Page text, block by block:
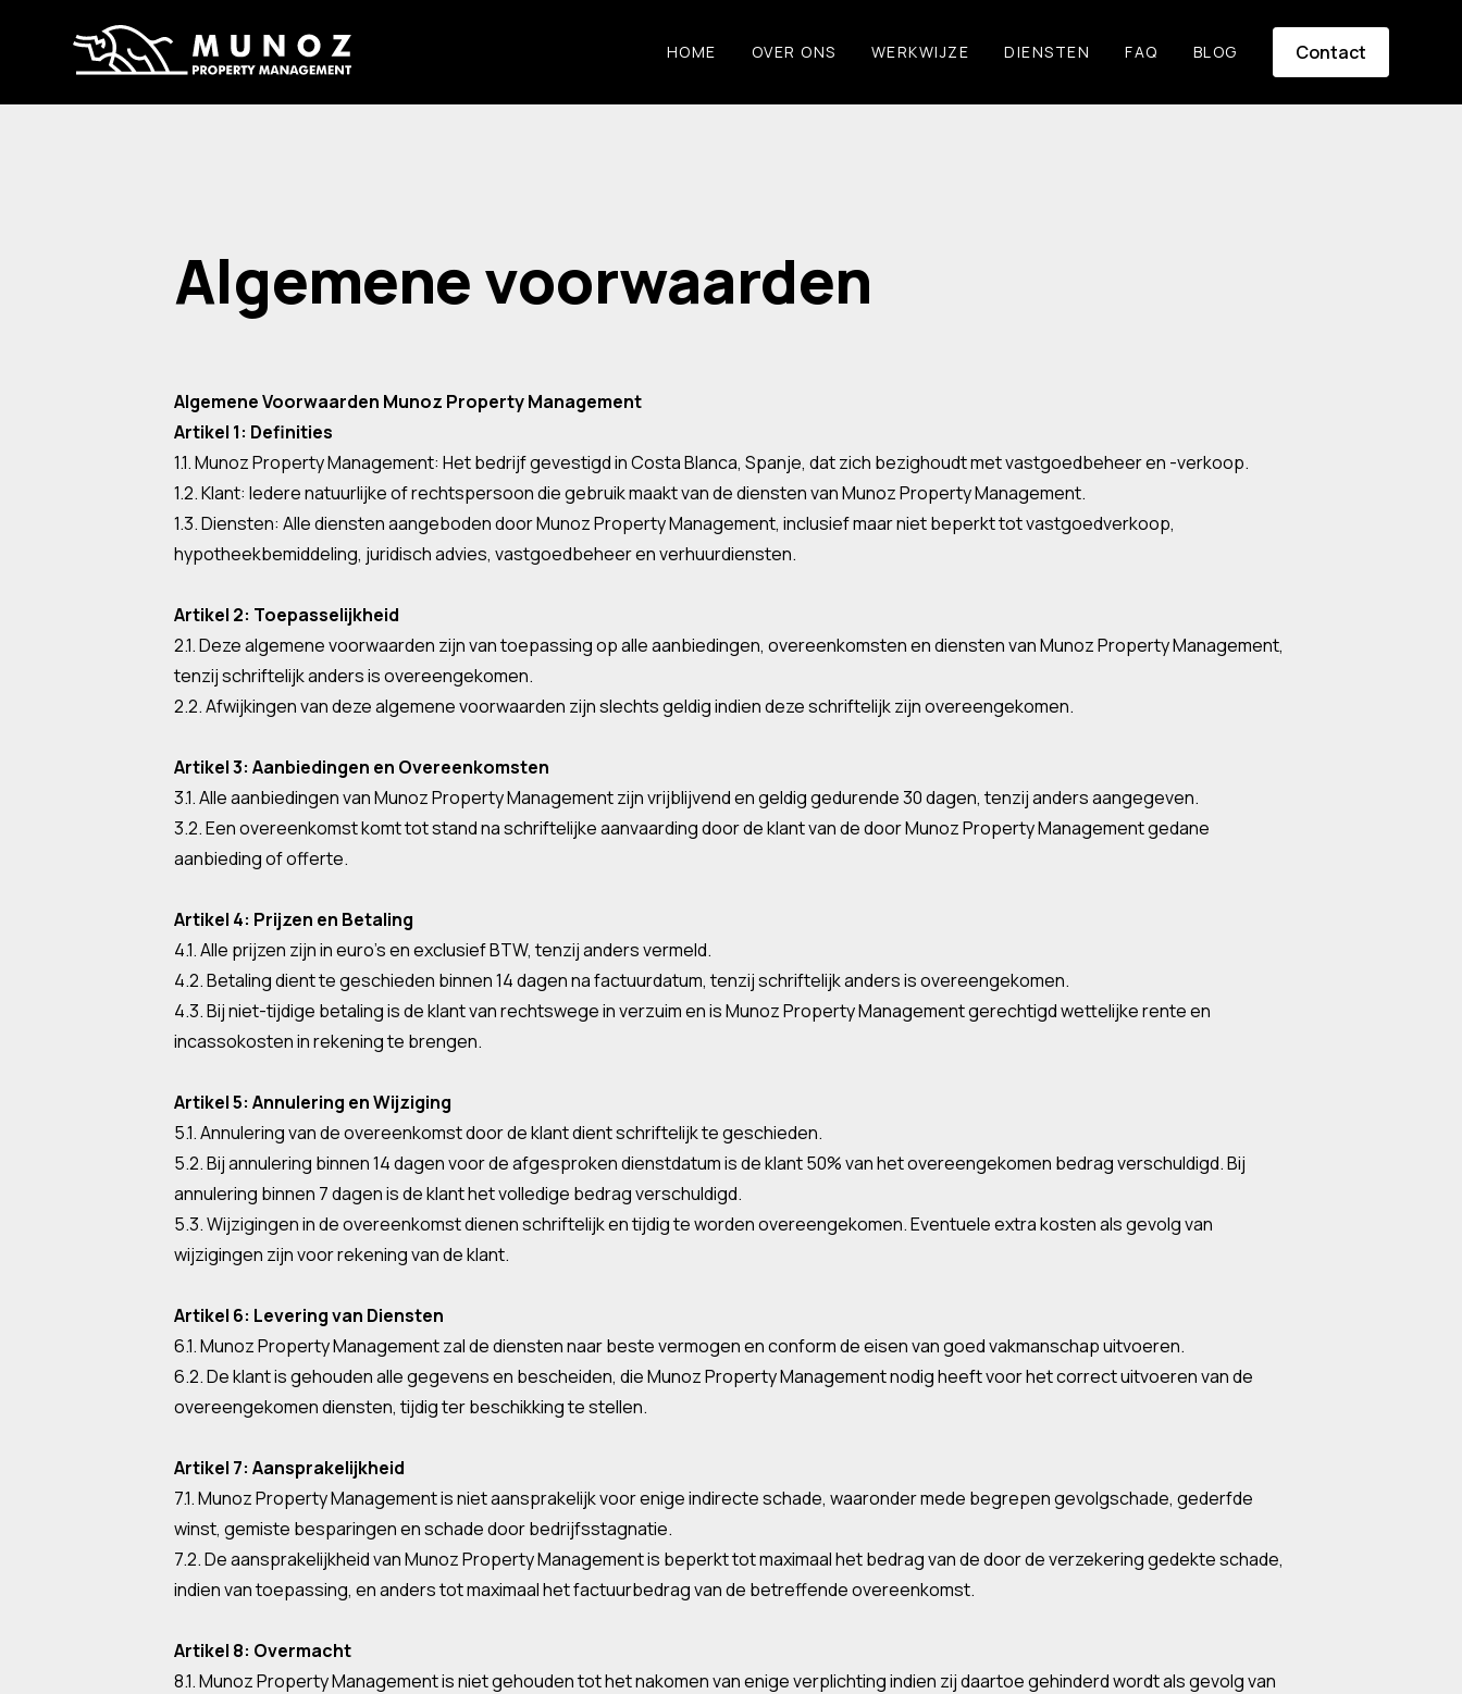
HOME OVER ONS WERKWIJZE DIENSTEN FAQ BLOG Contact
Algemene voorwaarden
Algemene Voorwaarden Munoz Property Management
Artikel 1: Definities
1.1. Munoz Property Management: Het bedrijf gevestigd in Costa Blanca, Spanje, dat zich bezighoudt met vastgoedbeheer en -verkoop.
1.2. Klant: Iedere natuurlijke of rechtspersoon die gebruik maakt van de diensten van Munoz Property Management.
1.3. Diensten: Alle diensten aangeboden door Munoz Property Management, inclusief maar niet beperkt tot vastgoedverkoop,
hypotheekbemiddeling, juridisch advies, vastgoedbeheer en verhuurdiensten.
Artikel 2: Toepasselijkheid
2.1. Deze algemene voorwaarden zijn van toepassing op alle aanbiedingen, overeenkomsten en diensten van Munoz Property Management,
tenzij schriftelijk anders is overeengekomen.
2.2. Afwijkingen van deze algemene voorwaarden zijn slechts geldig indien deze schriftelijk zijn overeengekomen.
Artikel 3: Aanbiedingen en Overeenkomsten
3.1. Alle aanbiedingen van Munoz Property Management zijn vrijblijvend en geldig gedurende 30 dagen, tenzij anders aangegeven.
3.2. Een overeenkomst komt tot stand na schriftelijke aanvaarding door de klant van de door Munoz Property Management gedane
aanbieding of offerte.
Artikel 4: Prijzen en Betaling
4.1. Alle prijzen zijn in euro’s en exclusief BTW, tenzij anders vermeld.
4.2. Betaling dient te geschieden binnen 14 dagen na factuurdatum, tenzij schriftelijk anders is overeengekomen.
4.3. Bij niet-tijdige betaling is de klant van rechtswege in verzuim en is Munoz Property Management gerechtigd wettelijke rente en
incassokosten in rekening te brengen.
Artikel 5: Annulering en Wijziging
5.1. Annulering van de overeenkomst door de klant dient schriftelijk te geschieden.
5.2. Bij annulering binnen 14 dagen voor de afgesproken dienstdatum is de klant 50% van het overeengekomen bedrag verschuldigd. Bij
annulering binnen 7 dagen is de klant het volledige bedrag verschuldigd.
5.3. Wijzigingen in de overeenkomst dienen schriftelijk en tijdig te worden overeengekomen. Eventuele extra kosten als gevolg van
wijzigingen zijn voor rekening van de klant.
Artikel 6: Levering van Diensten
6.1. Munoz Property Management zal de diensten naar beste vermogen en conform de eisen van goed vakmanschap uitvoeren.
6.2. De klant is gehouden alle gegevens en bescheiden, die Munoz Property Management nodig heeft voor het correct uitvoeren van de
overeengekomen diensten, tijdig ter beschikking te stellen.
Artikel 7: Aansprakelijkheid
7.1. Munoz Property Management is niet aansprakelijk voor enige indirecte schade, waaronder mede begrepen gevolgschade, gederfde
winst, gemiste besparingen en schade door bedrijfsstagnatie.
7.2. De aansprakelijkheid van Munoz Property Management is beperkt tot maximaal het bedrag van de door de verzekering gedekte schade,
indien van toepassing, en anders tot maximaal het factuurbedrag van de betreffende overeenkomst.
Artikel 8: Overmacht
8.1. Munoz Property Management is niet gehouden tot het nakomen van enige verplichting indien zij daartoe gehinderd wordt als gevolg van